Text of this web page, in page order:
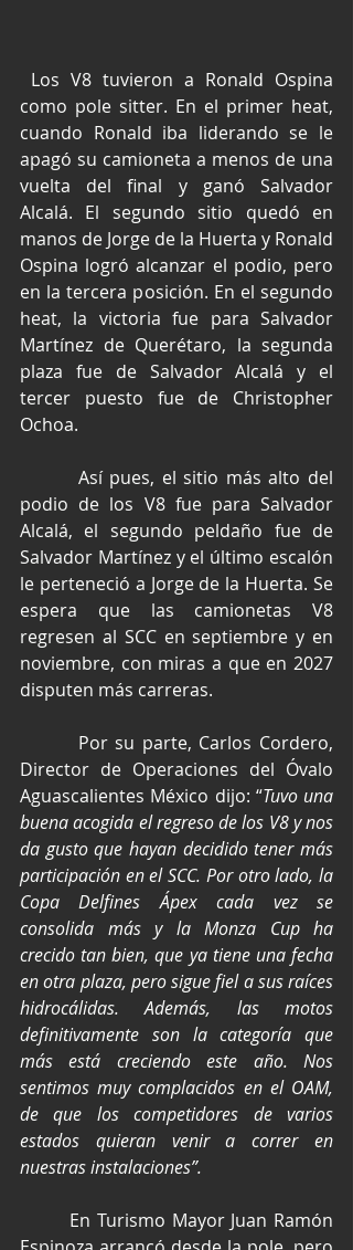
como pole sitter. En el primer heat,
cuando Ronald iba liderando se le
apagó su camioneta a menos de una
vuelta del final y ganó Salvador
Alcalá. El segundo sitio quedó en
manos de Jorge de la Huerta y Ronald
Ospina logró alcanzar el podio, pero
en la tercera posición. En el segundo
heat, la victoria fue para Salvador
Martínez de Querétaro, la segunda
plaza fue de Salvador Alcalá y el
tercer puesto fue de Christopher
Ochoa.
Así pues, el sitio más alto del
podio de los V8 fue para Salvador
Alcalá, el segundo peldaño fue de
Salvador Martínez y el último escalón
le perteneció a Jorge de la Huerta. Se
espera que las camionetas V8
regresen al SCC en septiembre y en
noviembre, con miras a que en 2027
disputen más carreras.
Por su parte, Carlos Cordero,
Director de Operaciones del Óvalo
Aguascalientes México dijo: “Tuvo una
buena acogida el regreso de los V8 y nos
da gusto que hayan decidido tener más
participación en el SCC. Por otro lado, la
Copa Delfines Ápex cada vez se
consolida más y la Monza Cup ha
crecido tan bien, que ya tiene una fecha
en otra plaza, pero sigue fiel a sus raíces
hidrocálidas. Además, las motos
definitivamente son la categoría que
más está creciendo este año. Nos
sentimos muy complacidos en el OAM,
de que los competidores de varios
estados quieran venir a correr en
nuestras instalaciones”.
En Turismo Mayor Juan Ramón